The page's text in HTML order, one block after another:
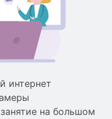
интернет
на большом